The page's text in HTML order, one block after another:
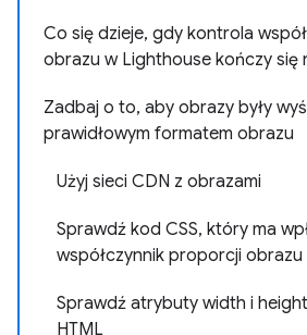
Co się dzieje, gdy kontrola
obrazu w Lighthouse kończy się
Zadbaj o to, aby obrazy były
prawidłowym formatem obrazu
Użyj sieci CDN z obrazami
Sprawdź kod CSS, który ma
współczynnik proporcji obrazu
Sprawdź atrybuty width i
HTML